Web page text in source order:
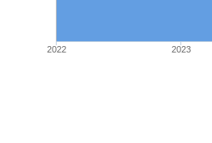
2022 2023